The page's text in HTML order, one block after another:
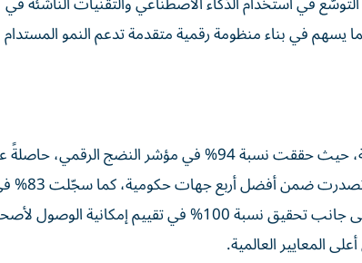
يسهم في بناء منظومة رقمية متقدمة تدعم النمو المستدام
ويأتي هذا الأداء المتقدم تتويجاً لمسيرة التحول الرقمي، التي تقودها الهيئة، حيث حققت نسبة 94% في مؤشر النضج
"المستوى الخامس"، وهو الأعلى على مستوى حكومة دبي عام 2025،
محور تجارب المتعاملين الرقمية، بزيادة قدرها 12% مقارنة بعام 2024، إلى جانب تحقيق نسبة 100% في تقييم
المعايير العالمية.